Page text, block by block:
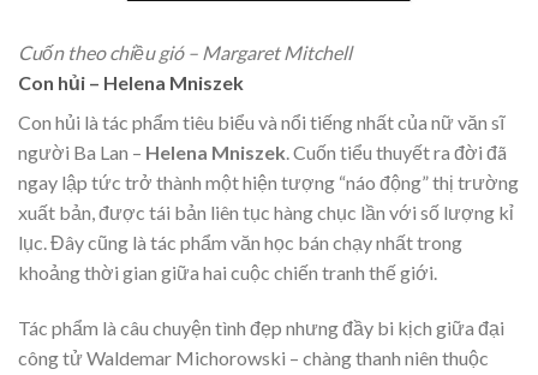
Cuốn theo chiều gió – Margaret Mitchell
Con hủi – Helena Mniszek
Con hủi là tác phẩm tiêu biểu và nổi tiếng nhất của nữ văn sĩ
người Ba Lan – Helena Mniszek. Cuốn tiểu thuyết ra đời đã
ngay lập tức trở thành một hiện tượng “náo động” thị trường
xuất bản, được tái bản liên tục hàng chục lần với số lượng kỉ
lục. Đây cũng là tác phẩm văn học bán chạy nhất trong
khoảng thời gian giữa hai cuộc chiến tranh thế giới.
Tác phẩm là câu chuyện tình đẹp nhưng đầy bi kịch giữa đại
công tử Waldemar Michorowski – chàng thanh niên thuộc